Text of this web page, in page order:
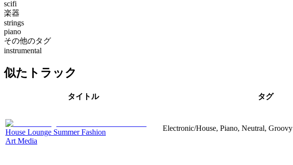
scifi
楽器
strings
piano
その他のタグ
instrumental
似たトラック
タイトル タグ
House Lounge Summer Fashion
Art Media
Electronic/House, Piano, Neutral, Groovy